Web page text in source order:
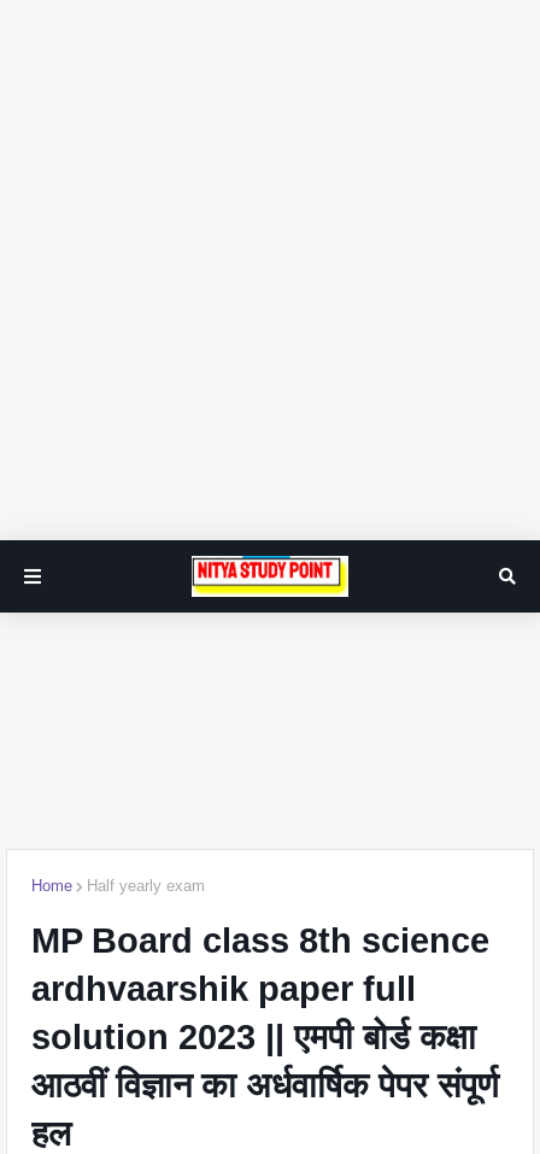
Home Half yearly exam
MP Board class 8th science
ardhvaarshik paper full
solution 2023 || एमपी बोर्ड कक्षा
आठवीं विज्ञान का अर्धवार्षिक पेपर संपूर्ण
हल